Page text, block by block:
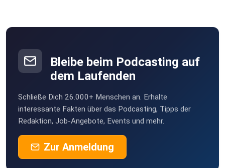
Bleibe beim Podcasting auf
dem Laufenden
Schließe Dich 26.000+ Menschen an. Erhalte
interessante Fakten über das Podcasting, Tipps der
Redaktion, Job-Angebote, Events und mehr.
Zur Anmeldung